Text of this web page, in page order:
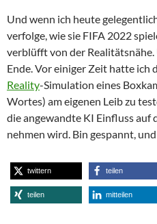
Und wenn ich heute
verfolge, wie sie FIFA 2022
verblüfft von der
Ende. Vor einiger Zeit hatte ich
Reality-Simulation eines
Wortes) am eigenen Leib zu
die angewandte KI Einfluss auf
nehmen wird. Bin gespannt,
twittern teilen
teilen mitteilen